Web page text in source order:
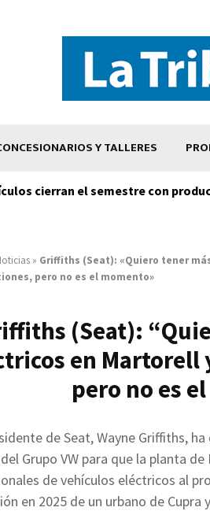
Y TALLERES
cierran el semestre con
» Griffiths (Seat): «Quiero tener
pero no es el momento»
(Seat):
en Martorell
pero no es
de Seat, Wayne Griffiths,
Grupo VW para que la planta
de vehículos eléctricos al
en 2025 de un urbano de Cupra